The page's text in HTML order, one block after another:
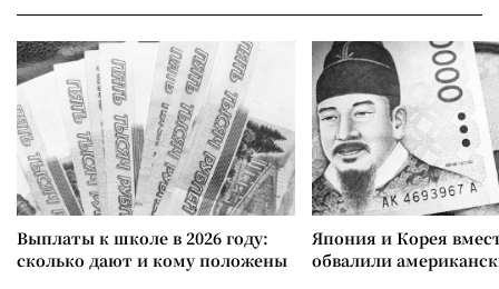
Выплаты к школе в 2026 году:
сколько дают и кому положены
Япония и Корея
обвалили